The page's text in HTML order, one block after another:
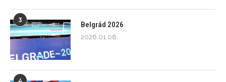
3
Belgrád 2026
2026.01.08.